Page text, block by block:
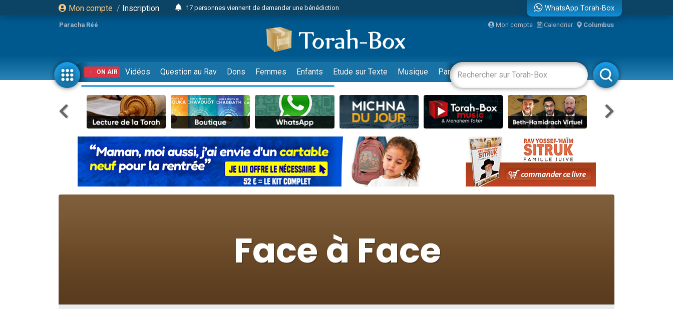
Mon compte / Inscription
17 personnes viennent de demander une bénédiction
23 personnes viennent de faire un don pour Diane, 80 ans, dans un appartement insalubre
Eva vient de donner son Maasser
4 personnes viennent de nous rejoindre sur WhatsApp
3 personnes viennent de nous rejoindre sur WhatsApp
Odaya vient de donner son Maasser
3 personnes viennent de faire un don pour 5 jours de vacances aux Orphelins
2 personnes viennent de nous rejoindre sur WhatsApp
13 personnes viennent de demander une bénédiction
Il reste 49 places pour étudier en groupe sur Zoom
30 personnes viennent de faire un don pour Sauvez la jambe de Yohan
12 nouvelles musiques dans Torah-Box Music
3 personnes viennent de nous rejoindre sur WhatsApp
2 nouvelles musiques dans Torah-Box Music
8 personnes viennent de faire un don pour Tsédaka : pauvres d'Israel
WhatsApp Torah-Box
Paracha Réé Mon compte Calendrier Columbus
ON AIR Vidéos Question au Rav Dons Femmes Enfants Etude sur Texte Musique Paracha Divertissements Livres Rabbanim